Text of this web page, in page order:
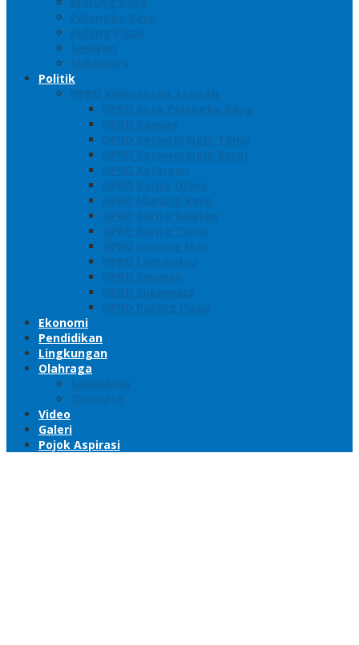
Palangka Raya
Pulang Pisau
Seruyan
Sukamara
Politik
DPRD Kalimantan Tengah
DPRD Kota Palangka Raya
DPRD Kapuas
DPRD Kotawaringin Timur
DPRD Kotawaringin Barat
DPRD Katingan
DPRD Barito Utara
DPRD Murung Raya
DPRD Barito Selatan
DPRD Barito Timur
DPRD Gunung Mas
DPRD Lamandau
DPRD Seruyan
DPRD Sukamara
DPRD Pulang Pisau
Ekonomi
Pendidikan
Lingkungan
Olahraga
Sepakbola
Otomatif
Video
Galeri
Pojok Aspirasi